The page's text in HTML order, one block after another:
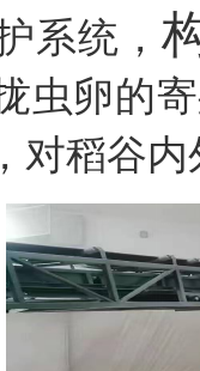
系统，
虫卵的
对稻谷